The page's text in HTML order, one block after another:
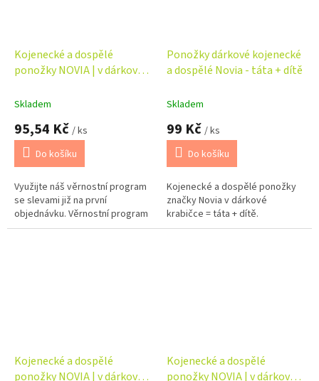
Kojenecké a dospělé
ponožky NOVIA | v dárkové
Skladem
95,54 Kč / ks
Do košíku
Využijte náš věrnostní program
se slevami již na první
objednávku. Věrnostní program
Ponožky dárkové kojenecké
a dospělé Novia - táta + dítě
Skladem
99 Kč / ks
Do košíku
Kojenecké a dospělé ponožky
značky Novia v dárkové
krabičce = táta + dítě.
Kojenecké a dospělé
ponožky NOVIA | v dárkové
Kojenecké a dospělé
ponožky NOVIA | v dárkové